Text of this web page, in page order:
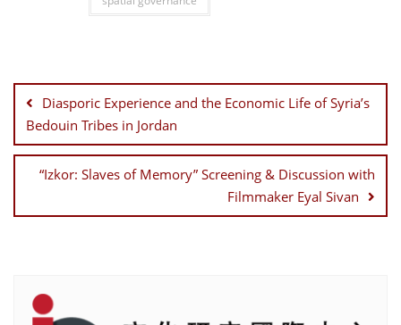
navigation
Diasporic Experience and the Economic Life of Syria’s
Bedouin Tribes in Jordan
“Izkor: Slaves of Memory” Screening & Discussion with
Filmmaker Eyal Sivan